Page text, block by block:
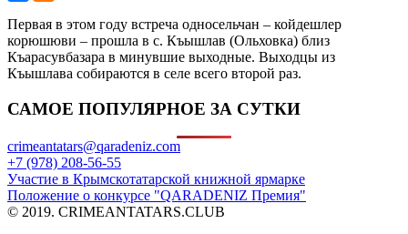
Первая в этом году встреча односельчан – койдешлер
корюшюви – прошла в с. Къышлав (Ольховка) близ
Къарасувбазара в минувшие выходные. Выходцы из
Къышлава собираются в селе всего второй раз.
САМОЕ ПОПУЛЯРНОЕ ЗА СУТКИ
crimeantatars@qaradeniz.com
+7 (978) 208-56-55
Участие в Крымскотатарской книжной ярмарке
Положение о конкурсе "QARADENIZ Премия"
© 2019. CRIMEANTATARS.CLUB